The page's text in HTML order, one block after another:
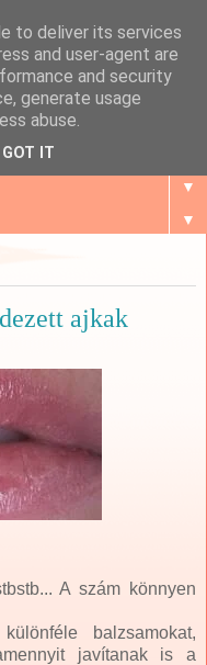
és sok tanács,
▼
▼
ajkak
A szám könnyen
balzsamokat,
javítanak is a
to deliver its services
and user-agent are
and security
generate usage
abuse.
GOT IT